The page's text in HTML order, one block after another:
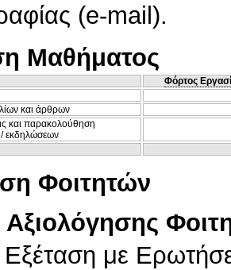
(e-mail).
Μαθήματος
Φόρτος
και άρθρων
και παρακολούθηση
/ εκδηλώσεων
Φοιτητών
Αξιολόγησης
με